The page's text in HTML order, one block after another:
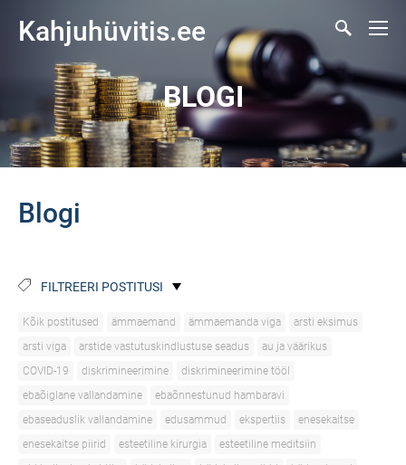
Kahjuhüvitis.ee
BLOGI
Blogi
FILTREERI POSTITUSI
Kõik postitused ämmaemand ämmaemanda viga
arsti eksimus
arsti viga
arstide vastutuskindlustuse seadus
au ja väärikus
COVID-19
diskrimineerimine
diskrimineerimine tööl
ebaõiglane vallandamine
ebaõnnestunud hambaravi
ebaseaduslik vallandamine
edusammud ekspertiis
enesekaitse
enesekaitse piirid
esteetiline kirurgia
esteetiline meditsiin